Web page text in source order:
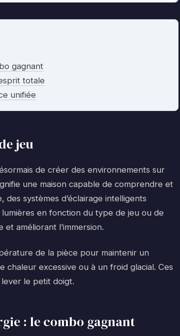
gagnant
totale
unifiée
jeu
de créer des environnements sur
une maison capable de comprendre et
systèmes d’éclairage intelligents
en fonction du type de jeu ou de
améliorant l’immersion.
de la pièce pour maintenir un
chaleur excessive ou à un froid glacial. Ces
le petit doigt.
: le combo gagnant